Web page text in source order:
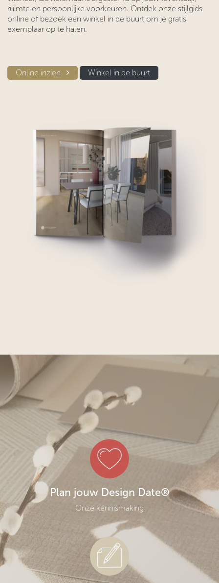
ruimte en persoonlijke voorkeuren. Ontdek onze stijlgids
online of bezoek een winkel in de buurt om je gratis
exemplaar op te halen.
Online inzien​​ Winkel in d​​e buurt
Plan jouw Design Date®
Onze kennismaking